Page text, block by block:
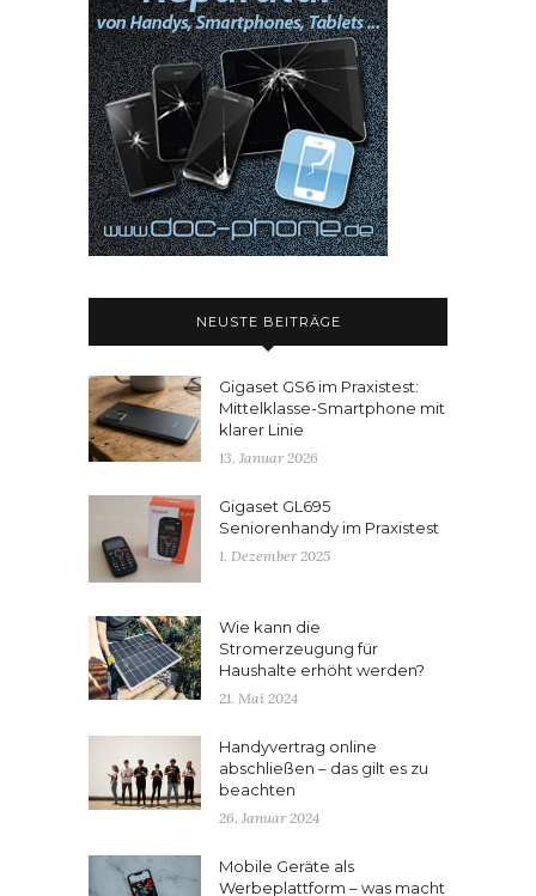
NEUSTE BEITRÄGE
Gigaset GS6 im Praxistest:
Mittelklasse-Smartphone mit
klarer Linie
13. Januar 2026
Gigaset GL695
Seniorenhandy im Praxistest
1. Dezember 2025
Wie kann die
Stromerzeugung für
Haushalte erhöht werden?
21. Mai 2024
Handyvertrag online
abschließen – das gilt es zu
beachten
26. Januar 2024
Mobile Geräte als
Werbeplattform – was macht